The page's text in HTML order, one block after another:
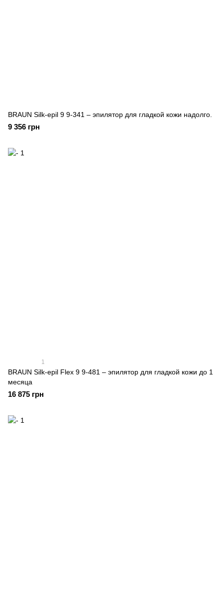
BRAUN Silk-epil 9 9-341 – эпилятор для гладкой кожи надолго.
9 356 грн
1
BRAUN Silk-epil Flex 9 9-481 – эпилятор для гладкой кожи до 1
месяца
16 875 грн